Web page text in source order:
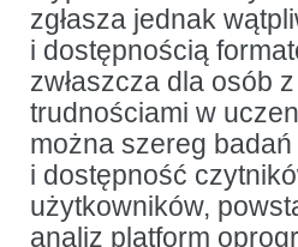
zgłasza jednak
i dostępnością
zwłaszcza dla osób
trudnościami w
można szereg
i dostępność
użytkowników,
analiz platform